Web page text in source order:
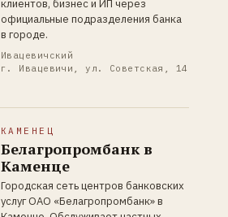
клиентов, бизнес и ИП через
официальные подразделения банка
в городе.
Ивацевичский
г. Ивацевичи, ул. Советская, 14
КАМЕНЕЦ
Белагропромбанк в
Каменце
Городская сеть центров банковских
услуг ОАО «Белагропромбанк» в